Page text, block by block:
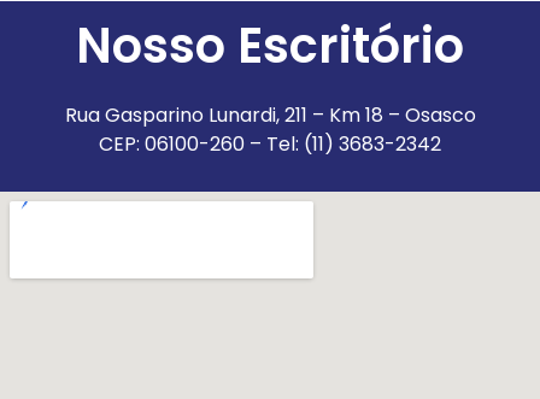
Nosso Escritório
Rua Gasparino Lunardi, 211 – Km 18 – Osasco
CEP: 06100-260 – Tel: (11) 3683-2342